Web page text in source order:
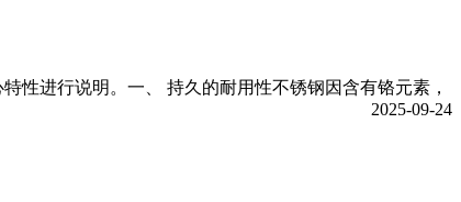
性进行说明。一、 持久的耐用性不锈钢因含有铬元素，
2025-09-24